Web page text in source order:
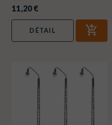
11,20 €
DÉTAIL